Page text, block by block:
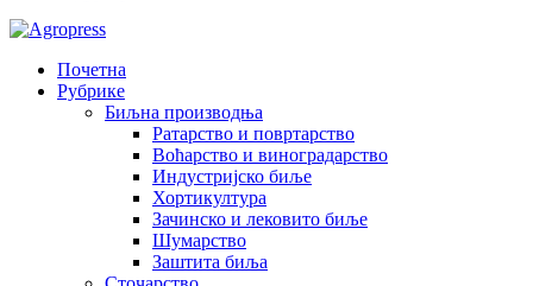
Почетна
Рубрике
Биљна производња
Ратарство и повртарство
Воћарство и виноградарство
Индустријско биље
Хортикултура
Зачинско и лековито биље
Шумарство
Заштита биља